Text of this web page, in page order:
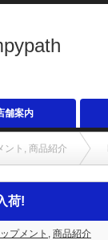
舗案内
ント , 商品紹介
荷!
プメント , 商品紹介